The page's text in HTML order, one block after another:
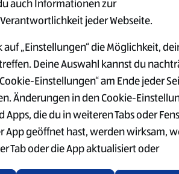
BEI ALDI
auch Informationen zur
jeder Webseite.
„Einstellungen“ die Möglichkeit,
Deine Auswahl kannst du
Einstellungen“ am Ende jeder
Änderungen in den Cookie-
Apps, die du in weiteren Tabs oder
App geöffnet hast, werden wirksam,
Tab oder die App aktualisiert oder
wieder geöffnet werden.